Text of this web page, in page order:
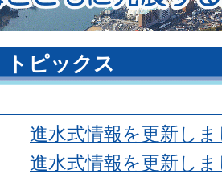
トピックス
進水式情報を更新し
進水式情報を更新し